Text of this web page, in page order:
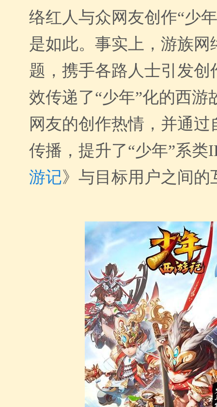
络红人与众网友创作“少
是如此。事实上，游族网
题，携手各路人士引发创
效传递了“少年”化的西游
网友的创作热情，并通
传播，提升了“少年”系类
游记》与目标用户之间的